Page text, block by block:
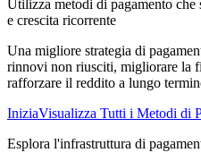
Utilizza metodi di pagamento
e crescita ricorrente
Una migliore strategia di
rinnovi non riusciti, migliorare la
rafforzare il reddito a lungo
IniziaVisualizza Tutti i Metodi di
Esplora l'infrastruttura di